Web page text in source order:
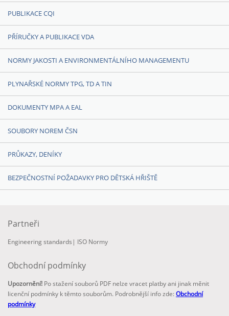
PUBLIKACE CQI
PŘÍRUČKY A PUBLIKACE VDA
NORMY JAKOSTI A ENVIRONMENTÁLNÍHO MANAGEMENTU
PLYNAŘSKÉ NORMY TPG, TD A TIN
DOKUMENTY MPA A EAL
SOUBORY NOREM ČSN
PRŮKAZY, DENÍKY
BEZPEČNOSTNÍ POŽADAVKY PRO DĚTSKÁ HŘIŠTĚ
Partneři
Engineering standards | ISO Normy
Obchodní podmínky
Upozornění! Po stažení souborů PDF nelze vracet platby ani jinak měnit
licenční podmínky k těmto souborům. Podrobnější info zde:Obchodní
podmínky